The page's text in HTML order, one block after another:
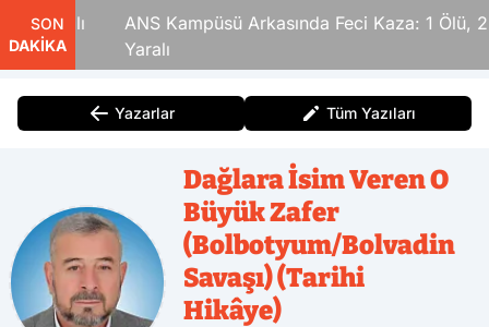
SON
DAKİKA
Yaralı
ANS Kampüsü Arkasında Feci Kaza: 1 Ölü, 2
Yaralı
Yazarlar Tüm Yazıları
Dağlara İsim Veren O
Büyük Zafer
(Bolbotyum/Bolvadin
Savaşı) (Tarihi
Hikâye)